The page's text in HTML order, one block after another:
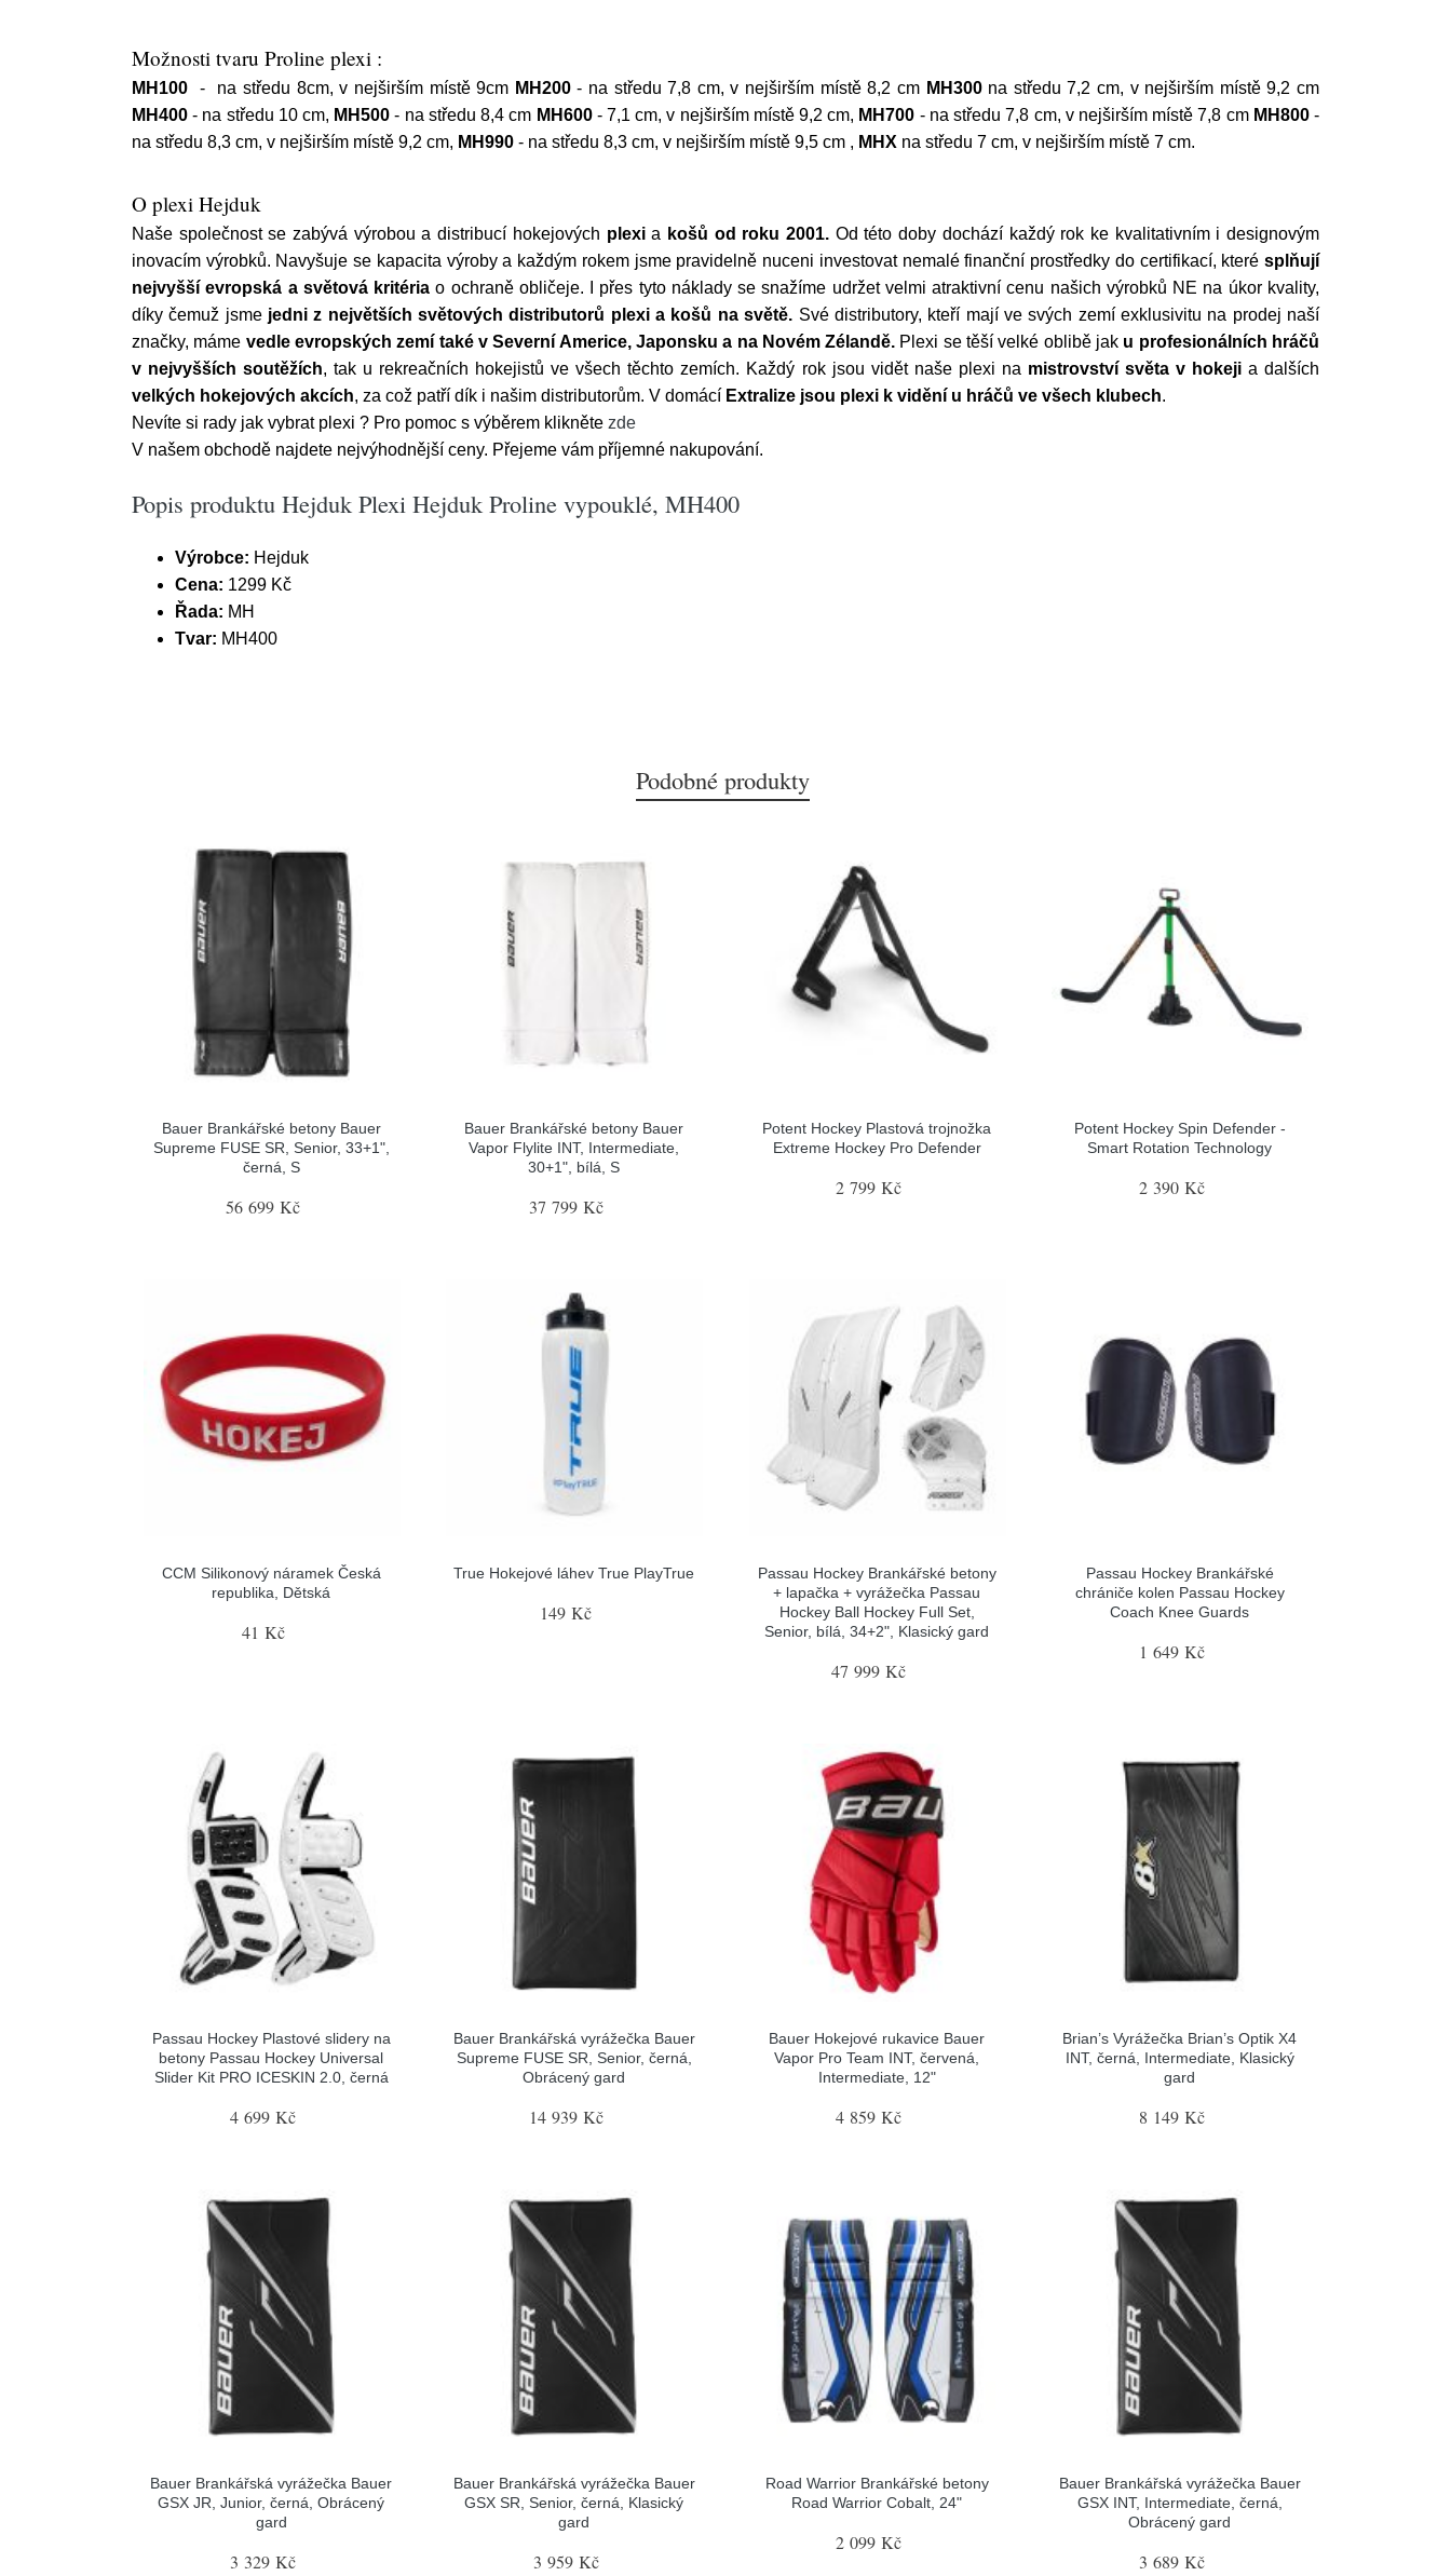
Možnosti tvaru Proline plexi :
MH100 - na středu 8cm, v nejširším místě 9cm MH200- na středu 7,8 cm, v nejširším místě 8,2 cm MH300na středu 7,2 cm, v nejširším místě 9,2 cm
MH400 - na středu 10 cm, MH500 - na středu 8,4 cm MH600- 7,1 cm, v nejširším místě 9,2 cm, MH700 - na středu 7,8 cm, v nejširším místě 7,8 cm MH800-
na středu 8,3 cm, v nejširším místě 9,2 cm, MH990 - na středu 8,3 cm, v nejširším místě 9,5 cm , MHX na středu 7 cm, v nejširším místě 7 cm.
O plexi Hejduk
Naše společnost se zabývá výrobou a distribucí hokejových plexia košů od roku 2001. Od této doby dochází každý rok ke kvalitativním i designovým
inovacím výrobků. Navyšuje se kapacita výroby a každým rokem jsme pravidelně nuceni investovat nemalé finanční prostředky do certifikací, které splňují
nejvyšší evropská a světová kritéria o ochraně obličeje. I přes tyto náklady se snažíme udržet velmi atraktivní cenu našich výrobků NE na úkor kvality,
díky čemuž jsme jedni z největších světových distributorů plexi a košů na světě. Své distributory, kteří mají ve svých zemí exklusivitu na prodej naší
značky, máme vedle evropských zemí také v Severní Americe, Japonsku a na Novém Zélandě. Plexi se těší velké oblibě jak u profesionálních hráčů
v nejvyšších soutěžích, tak u rekreačních hokejistů ve všech těchto zemích. Každý rok jsou vidět naše plexi na mistrovství světa v hokejia dalších
velkých hokejových akcích, za což patří dík i našim distributorům. V domácí Extralize jsou plexi k vidění u hráčů ve všech klubech.
Nevíte si rady jak vybrat plexi ? Pro pomoc s výběrem klikněte zde
V našem obchodě najdete nejvýhodnější ceny. Přejeme vám příjemné nakupování.
Popis produktu Hejduk Plexi Hejduk Proline vypouklé, MH400
Výrobce: Hejduk
Cena: 1299 Kč
Řada: MH
Tvar: MH400
Podobné produkty
Bauer Brankářské betony Bauer
Supreme FUSE SR, Senior, 33+1",
černá, S
56 699 Kč
Bauer Brankářské betony Bauer
Vapor Flylite INT, Intermediate,
30+1", bílá, S
37 799 Kč
Potent Hockey Plastová trojnožka
Extreme Hockey Pro Defender
2 799 Kč
Potent Hockey Spin Defender -
Smart Rotation Technology
2 390 Kč
CCM Silikonový náramek Česká
republika, Dětská
41 Kč
True Hokejové láhev True PlayTrue
149 Kč
Passau Hockey Brankářské betony
+ lapačka + vyrážečka Passau
Hockey Ball Hockey Full Set,
Senior, bílá, 34+2", Klasický gard
47 999 Kč
Passau Hockey Brankářské
chrániče kolen Passau Hockey
Coach Knee Guards
1 649 Kč
Passau Hockey Plastové slidery na
betony Passau Hockey Universal
Slider Kit PRO ICESKIN 2.0, černá
4 699 Kč
Bauer Brankářská vyrážečka Bauer
Supreme FUSE SR, Senior, černá,
Obrácený gard
14 939 Kč
Bauer Hokejové rukavice Bauer
Vapor Pro Team INT, červená,
Intermediate, 12"
4 859 Kč
Brian’s Vyrážečka Brian’s Optik X4
INT, černá, Intermediate, Klasický
gard
8 149 Kč
Bauer Brankářská vyrážečka Bauer
GSX JR, Junior, černá, Obrácený
gard
3 329 Kč
Bauer Brankářská vyrážečka Bauer
GSX SR, Senior, černá, Klasický
gard
3 959 Kč
Road Warrior Brankářské betony
Road Warrior Cobalt, 24"
2 099 Kč
Bauer Brankářská vyrážečka Bauer
GSX INT, Intermediate, černá,
Obrácený gard
3 689 Kč